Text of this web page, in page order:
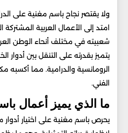
ولا يقتصر نجاح باسم مغنية على
امتد إلى الأعمال العربية
شعبيته في مختلف أنحاء الوطن
يتميز بقدرته على التنقل بين أدوار
الرومانسية والدرامية. مما أكسبه
الفني.
ما الذي يميز أعمال
يحرص باسم مغنية على اختيار